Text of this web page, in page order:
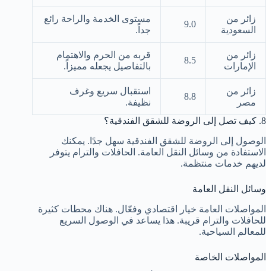
زائر من
السعودية
9.0
مستوى الخدمة والراحة رائع
جداً.
زائر من
الإمارات
8.5
قربه من الحرم والاهتمام
بالتفاصيل يجعله مميزاً.
زائر من
مصر
8.8
استقبال سريع وغرف
نظيفة.
8. كيف تصل إلى الروضة للشقق الفندقية؟
الوصول إلى الروضة للشقق الفندقية سهل جدًا. يمكنك
الاستفادة من وسائل النقل العامة. الحافلات والترام يتوفر
لديهم خدمات منتظمة.
وسائل النقل العامة
المواصلات العامة خيار اقتصادي وفعّال. هناك محطات كثيرة
للحافلات والترام قريبة. هذا يساعد في الوصول السريع
للمعالم السياحية.
المواصلات الخاصة